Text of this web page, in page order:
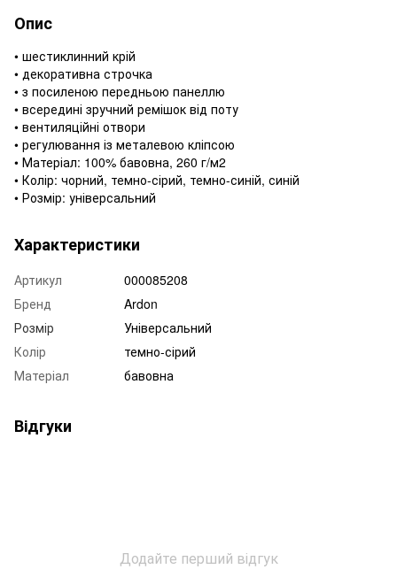
Опис
• шестиклинний крій
• декоративна строчка
• з посиленою передньою панеллю
• всередині зручний ремішок від поту
• вентиляційні отвори
• регулювання із металевою кліпсою
• Матеріал: 100% бавовна, 260 г/м2
• Колір: чорний, темно-сірий, темно-синій, синій
• Розмір: універсальний
Характеристики
Артикул
000085208
Бренд
Ardon
Розмір
Універсальний
Колір
темно-сірий
Матеріал
бавовна
Відгуки
Додайте перший відгук